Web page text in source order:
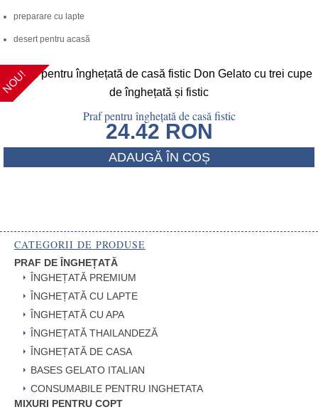
preparare cu lapte
desert pentru acasă
NOU!
Praf pentru înghețată de casă fistic
24.42 RON
ADAUGĂ ÎN COȘ
CATEGORII DE PRODUSE
PRAF DE ÎNGHEȚATĂ
ÎNGHEȚATĂ PREMIUM
ÎNGHEȚATĂ CU LAPTE
ÎNGHEȚATĂ CU APA
ÎNGHEȚATĂ THAILANDEZĂ
ÎNGHEȚATĂ DE CASA
BASES GELATO ITALIAN
CONSUMABILE PENTRU INGHETATA
MIXURI PENTRU COPT